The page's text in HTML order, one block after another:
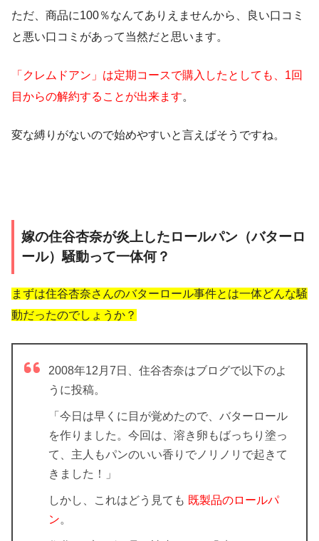
ただ、商品に100％なんてありえませんから、良い口コミ
と悪い口コミがあって当然だと思います。
「クレムドアン」は定期コースで購入したとしても、1回
目からの解約することが出来ます。
変な縛りがないので始めやすいと言えばそうですね。
嫁の住谷杏奈が炎上したロールパン（バターロ
ール）騒動って一体何？
まずは住谷杏奈さんのバターロール事件とは一体どんな騒
動だったのでしょうか？
2008年12月7日、住谷杏奈はブログで以下のよ
うに投稿。
「今日は早くに目が覚めたので、バターロール
を作りました。今回は、溶き卵もばっちり塗っ
て、主人もパンのいい香りでノリノリで起きて
きました！」
しかし、これはどう見ても 既製品のロールパ
ン。